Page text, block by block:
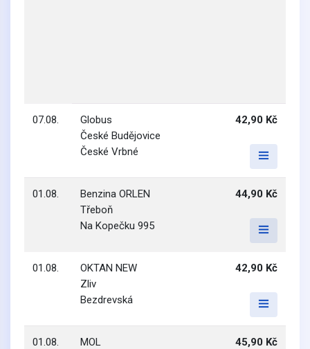
07.08.
Globus
České Budějovice
České Vrbné
42,90 Kč
01.08.
Benzina ORLEN
Třeboň
Na Kopečku 995
44,90 Kč
01.08.
OKTAN NEW
Zliv
Bezdrevská
42,90 Kč
01.08.
MOL
45,90 Kč